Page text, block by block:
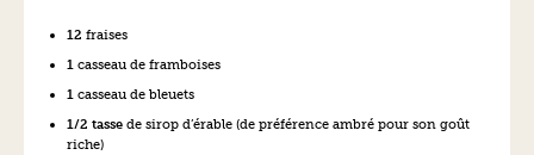
12 fraises
1 casseau de framboises
1 casseau de bleuets
1/2 tasse de sirop d’érable (de préférence ambré pour son goût
riche)